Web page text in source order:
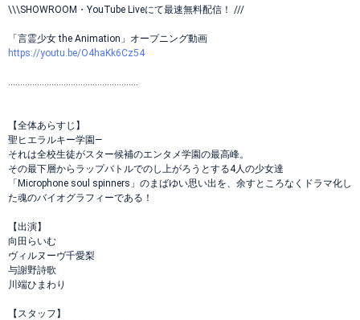
\\\SHOWROOM・YouTube Liveにて最速無料配信！ ///
「言霊少女 the Animation」オープニング動画
https://youtu.be/O4haKk6Cz54
......................................................
【全体あらすじ】
聖ヒエラルキー学園―
それは全校生徒がスター候補のエンタメ学園の最高峰。
その最下層からラップバトルでのし上がろうとする4人の少女達
「Microphone soul spinners」のまばゆい思い出を、余すところなくドラマ化し
た魂のバイオグラフィーである！
【出演】
向田らいむ
ヴィルヌーヴ千愛梨
与謝野詩歌
川端ひまわり
【スタッフ】